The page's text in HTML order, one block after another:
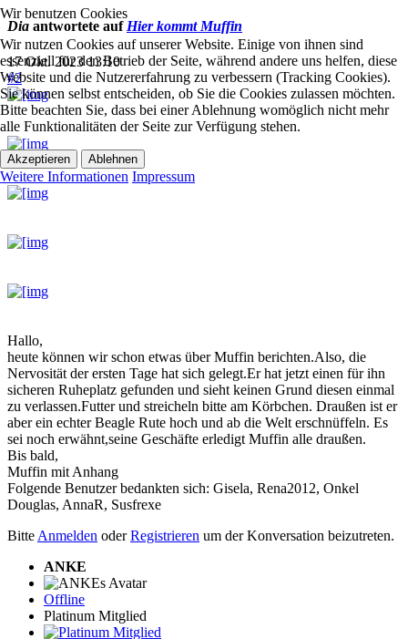
Dia antwortete auf Hier kommt Muffin
17 Okt. 2023 13:10
#2
Hallo,
heute können wir schon etwas über Muffin berichten.Also, die
Nervosität der ersten Tage hat sich gelegt.Er hat jetzt einen für ihn
sicheren Ruheplatz gefunden und sieht keinen Grund diesen einmal
zu verlassen.Futter und streicheln bitte am Körbchen. Draußen ist er
aber ein echter Beagle Rute hoch und ab die Welt erschnüffeln. Es
sei noch erwähnt,seine Geschäfte erledigt Muffin alle draußen.
Bis bald,
Muffin mit Anhang
Folgende Benutzer bedankten sich: Gisela, Rena2012, Onkel
Douglas, AnnaR, Susfrexe
Bitte Anmelden oderRegistrieren um der Konversation beizutreten.
ANKE
Offline
Platinum Mitglied
Wir benutzen Cookies
Wir nutzen Cookies auf unserer Website. Einige von ihnen sind
essenziell für den Betrieb der Seite, während andere uns helfen, diese
Website und die Nutzererfahrung zu verbessern (Tracking Cookies).
Sie können selbst entscheiden, ob Sie die Cookies zulassen möchten.
Bitte beachten Sie, dass bei einer Ablehnung womöglich nicht mehr
alle Funktionalitäten der Seite zur Verfügung stehen.
Akzeptieren Ablehnen
Weitere Informationen Impressum